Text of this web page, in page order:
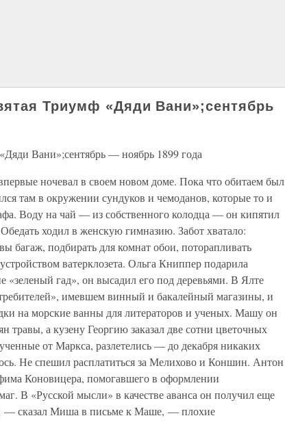
Триумф «Дяди Вани»;сентябрь
Вани»;сентябрь — ноябрь 1899 года
ночевал в своем новом доме. Пока что обитаем был
там в окружении сундуков и чемоданов, которые то и
Воду на чай — из собственного колодца — он кипятил
ходил в женскую гимназию. Забот хватало:
багаж, подбирать для комнат обои, поторапливать
ватерклозета. Ольга Книппер подарила
«зеленый гад», он высадил его под деревьями. В Ялте
имевшем винный и бакалейный магазины, и
на морские ванны для литераторов и ученых. Машу он
травы, а кузену Георгию заказал две сотни цветочных
от Маркса, разлетелись — до декабря никаких
Не спешил расплатиться за Мелихово и Коншин. Антон
Коновицера, помогавшего в оформлении
В «Русской мысли» в качестве аванса он получил еще
— сказал Миша в письме к Маше, — плохие